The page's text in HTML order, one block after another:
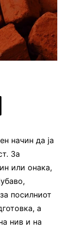
начин да ја
За
или онака,
посилниот
а
нив и на